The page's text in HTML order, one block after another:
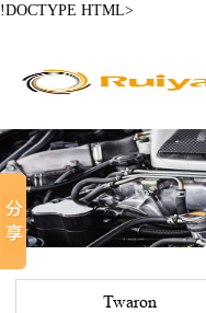
!DOCTYPE HTML>
Twaron